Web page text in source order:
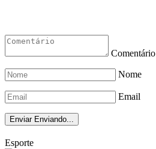
Comentário
Nome
Email
Enviar Enviando...
Esporte